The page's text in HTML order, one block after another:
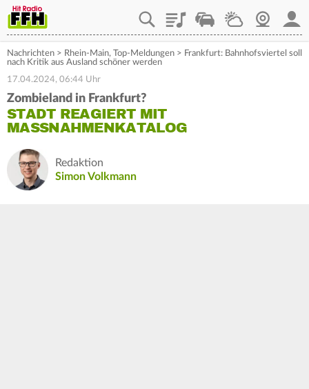
PlaylistStaupilotWetterWebcam
Nachrichten > Rhein-Main, Top-Meldungen > Frankfurt: Bahnhofsviertel soll
nach Kritik aus Ausland schöner werden
17.04.2024, 06:44 Uhr
Zombieland in Frankfurt?
STADT REAGIERT MIT
MASSNAHMENKATALOG
Redaktion
Simon Volkmann